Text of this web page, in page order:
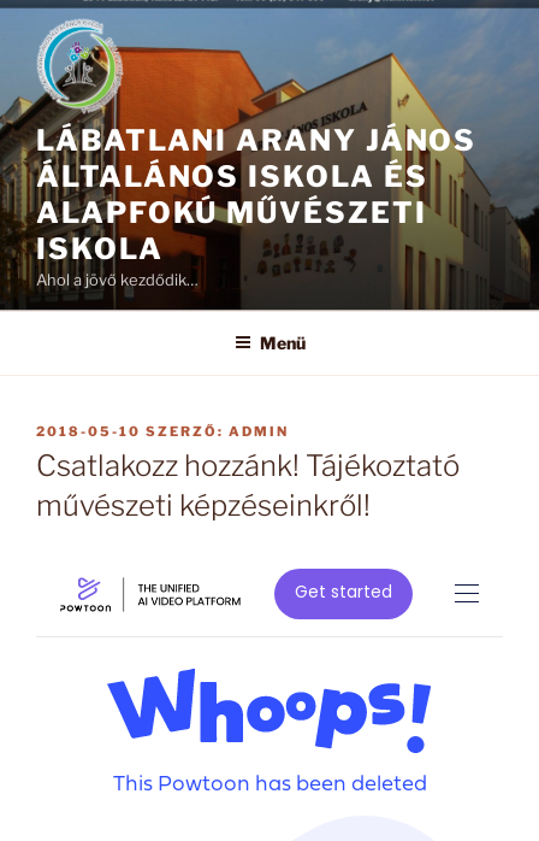
Tartalomhoz
LÁBATLANI ARANY JÁNOS
ÁLTALÁNOS ISKOLA ÉS
ALAPFOKÚ MŰVÉSZETI
ISKOLA
Ahol a jövő kezdődik…
Menü
BEKÜLDVE:
2018-05-10 SZERZŐ: ADMIN
Csatlakozz hozzánk! Tájékoztató
művészeti képzéseinkről!